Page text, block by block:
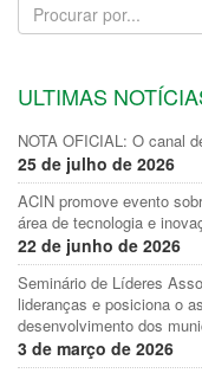
ULTIMAS
NOTA OFICIAL: O canal
25 de julho de 2026
ACIN promove evento
área de tecnologia e
22 de junho de 2026
Seminário de Líderes
lideranças e posiciona o
desenvolvimento dos
3 de março de 2026